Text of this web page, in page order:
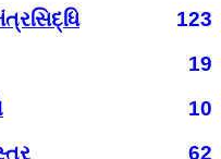
123
19
10
62